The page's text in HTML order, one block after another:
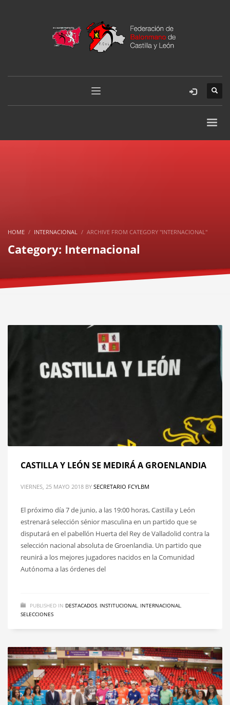
HOME INTERNACIONAL ARCHIVE FROM CATEGORY "INTERNACIONAL"
Category: Internacional
CASTILLA Y LEÓN SE MEDIRÁ A GROENLANDIA
VIERNES, 25 MAYO 2018 BY SECRETARIO FCYLBM
El próximo día 7 de junio, a las 19:00 horas, Castilla y León
estrenará selección sénior masculina en un partido que se
disputará en el pabellón Huerta del Rey de Valladolid contra la
selección nacional absoluta de Groenlandia. Un partido que
reunirá a los mejores jugadores nacidos en la Comunidad
Autónoma a las órdenes del
PUBLISHED IN DESTACADOS INSTITUCIONAL INTERNACIONAL
SELECCIONES